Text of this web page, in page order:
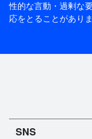
性的な言動・過剰な
応をとることがありま
SNS